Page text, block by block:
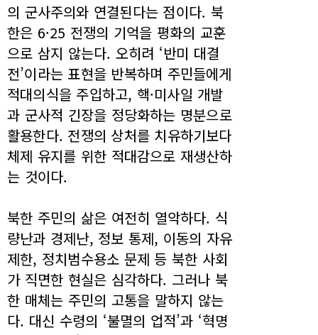
의 군사주의와 연결된다는 점이다. 북
한은 6·25 전쟁의 기억을 평화의 교훈
으로 삼지 않는다. 오히려 ‘반미 대결
전’이라는 표현을 반복하며 주민들에게
적대의식을 주입하고, 핵·미사일 개발
과 군사적 긴장을 정당화하는 명분으로
활용한다. 전쟁의 상처를 치유하기보다
체제 유지를 위한 적대감으로 재생산하
는 것이다.
북한 주민의 삶은 여전히 열악하다. 식
량난과 경제난, 정보 통제, 이동의 자유
제한, 정치범수용소 문제 등 북한 사회
가 직면한 현실은 심각하다. 그러나 북
한 매체는 주민의 고통을 말하지 않는
다. 대신 수령의 ‘불멸의 업적’과 ‘혁명